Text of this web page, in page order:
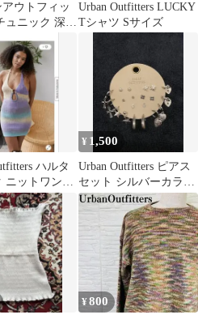
ウトフィッ
ュニック 深襟
ー織り S 黄色
Urban Outfitters LUCKY
Tシャツ Sサイズ
ハルタ
ニットワンピ
¥ 1,500
Urban Outfitters ピアス
セット シルバーカラー
新品未使用
¥800